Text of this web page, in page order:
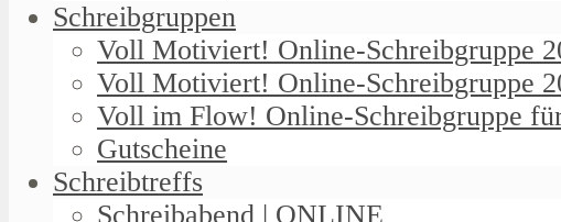
Schreibgruppen
Voll Motiviert! Online-Schreibgruppe
Voll Motiviert! Online-Schreibgruppe
Voll im Flow! Online-Schreibgruppe
Gutscheine
Schreibtreffs
Schreibabend | ONLINE